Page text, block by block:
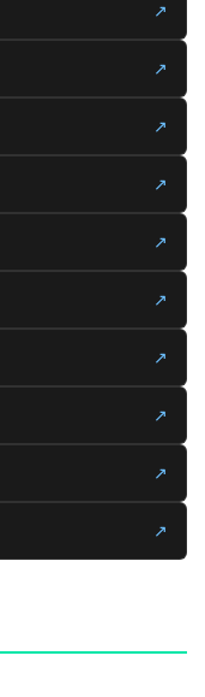
↗
↗
↗
↗
↗
↗
↗
↗
↗
↗